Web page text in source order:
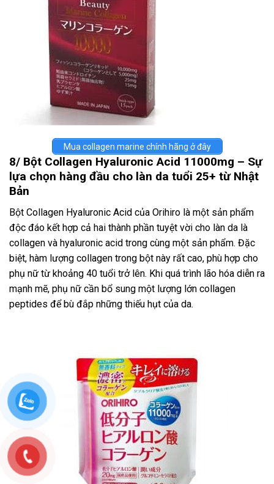
Mua collagen marine chính hãng ở đây
8/ Bột Collagen Hyaluronic Acid 11000mg – Sự
lựa chọn hàng đầu cho làn da tuổi 25+ từ Nhật
Bản
Bột Collagen Hyaluronic Acid của Orihiro là một sản phẩm
độc đáo kết hợp cả hai thành phần tuyệt vời cho làn da là
collagen và hyaluronic acid trong cùng một sản phẩm. Đặc
biệt, hàm lượng collagen trong bột này rất cao, phù hợp cho
phụ nữ từ khoảng 40 tuổi trở lên. Khi quá trình lão hóa diễn ra
mạnh mẽ, phụ nữ cần bổ sung một lượng lớn collagen
peptides để bù đắp những thiếu hụt của da.